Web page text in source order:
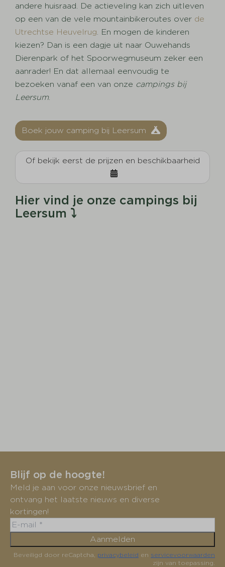
andere huisraad. De actieveling kan zich uitleven
op een van de vele mountainbikeroutes over de
Utrechtse Heuvelrug. En mogen de kinderen
kiezen? Dan is een dagje uit naar Ouwehands
Dierenpark of het Spoorwegmuseum zeker een
aanrader! En dat allemaal eenvoudig te
bezoeken vanaf een van onze campings bij
Leersum.
Boek jouw camping bij Leersum
Of bekijk eerst de prijzen en beschikbaarheid
Hier vind je onze campings bij
Leersum ⤵
Blijf op de hoogte!
Meld je aan voor onze nieuwsbrief en
ontvang het laatste nieuws en diverse
kortingen!
Aanmelden
Beveiligd door reCaptcha, privacybeleid en servicevoorwaarden
zijn van toepassing.